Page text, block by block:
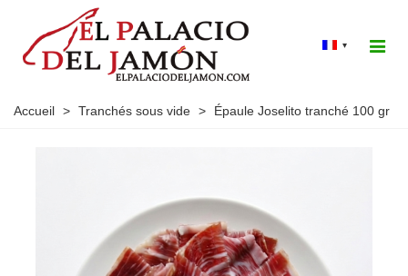
▾
Accueil > Tranchés sous vide > Épaule Joselito tranché 100 gr